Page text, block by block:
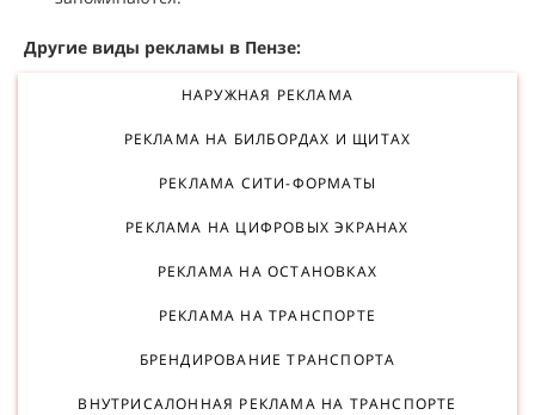
Другие виды рекламы в Пензе:
НАРУЖНАЯ РЕКЛАМА
РЕКЛАМА НА БИЛБОРДАХ И ЩИТАХ
РЕКЛАМА СИТИ-ФОРМАТЫ
РЕКЛАМА НА ЦИФРОВЫХ ЭКРАНАХ
РЕКЛАМА НА ОСТАНОВКАХ
РЕКЛАМА НА ТРАНСПОРТЕ
БРЕНДИРОВАНИЕ ТРАНСПОРТА
ВНУТРИСАЛОННАЯ РЕКЛАМА НА ТРАНСПОРТЕ